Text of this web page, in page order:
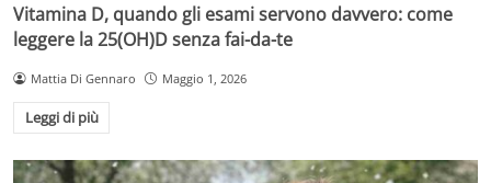
Vitamina D, quando gli esami servono davvero: come
leggere la 25(OH)D senza fai-da-te
Mattia Di Gennaro Maggio 1, 2026
Leggi di più